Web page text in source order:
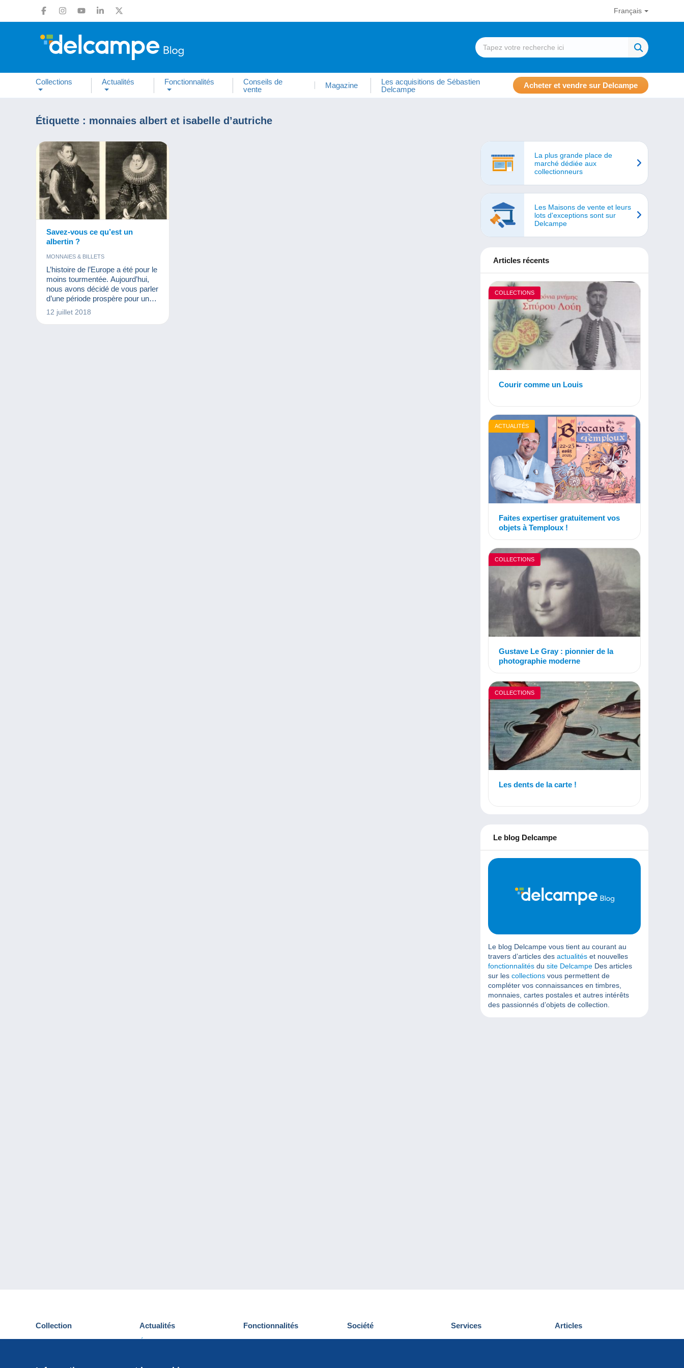
Français
Collections Actualités Fonctionnalités
Conseils de
vente
Magazine
Les acquisitions de Sébastien
Delcampe
Acheter et vendre sur Delcampe
Étiquette : monnaies albert et isabelle d’autriche
Savez-vous ce qu’est un
albertin ?
MONNAIES & BILLETS
L’histoire de l’Europe a été pour le
moins tourmentée. Aujourd’hui,
nous avons décidé de vous parler
d’une période prospère pour une
région qui pourtant était en guerre,
le règne d’Albert et Isabelle
12 juillet 2018
La plus grande place de
marché dédiée aux
collectionneurs
Les Maisons de vente et leurs
lots d'exceptions sont sur
Delcampe
Articles récents
COLLECTIONS
Courir comme un Louis
ACTUALITÉS
Faites expertiser gratuitement vos
objets à Temploux !
COLLECTIONS
Gustave Le Gray : pionnier de la
photographie moderne
COLLECTIONS
Les dents de la carte !
Le blog Delcampe
Le blog Delcampe vous tient au courant au
travers d’articles des actualités et nouvelles
fonctionnalités du site Delcampe Des articles
sur les collections vous permettent de
compléter vos connaissances en timbres,
monnaies, cartes postales et autres intérêts
des passionnés d’objets de collection.
Collection
Cartes postales
Actualités
Événements Delcampe
Fonctionnalités
Nouveautés
Société
Qui sommes-nous
Services
Découvrir Delcampe
Articles